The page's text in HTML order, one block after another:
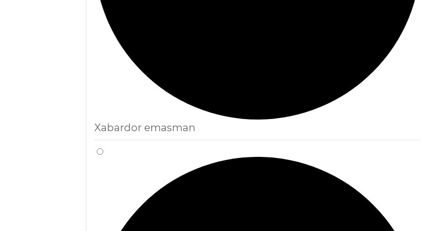
Xabardor emasman